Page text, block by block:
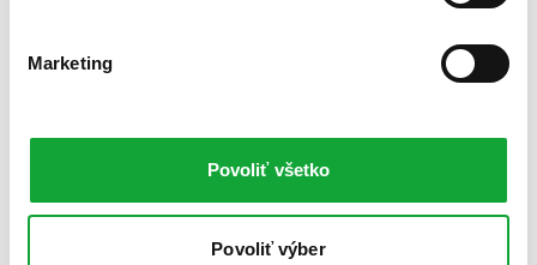
Marketing
Povoliť všetko
Povoliť výber